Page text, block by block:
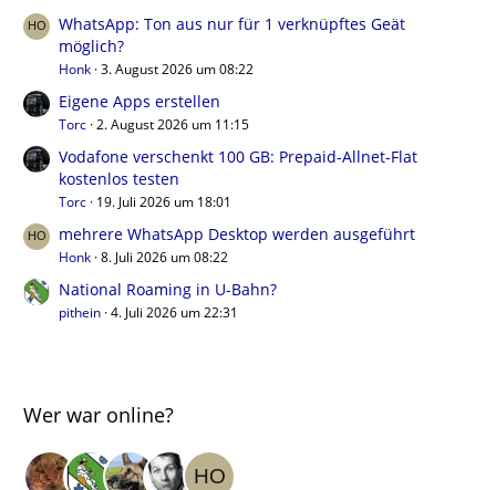
WhatsApp: Ton aus nur für 1 verknüpftes Geät
möglich?
Honk 3. August 2026 um 08:22
Eigene Apps erstellen
Torc 2. August 2026 um 11:15
Vodafone verschenkt 100 GB: Prepaid-Allnet-Flat
kostenlos testen
Torc 19. Juli 2026 um 18:01
mehrere WhatsApp Desktop werden ausgeführt
Honk 8. Juli 2026 um 08:22
National Roaming in U-Bahn?
pithein 4. Juli 2026 um 22:31
Wer war online?